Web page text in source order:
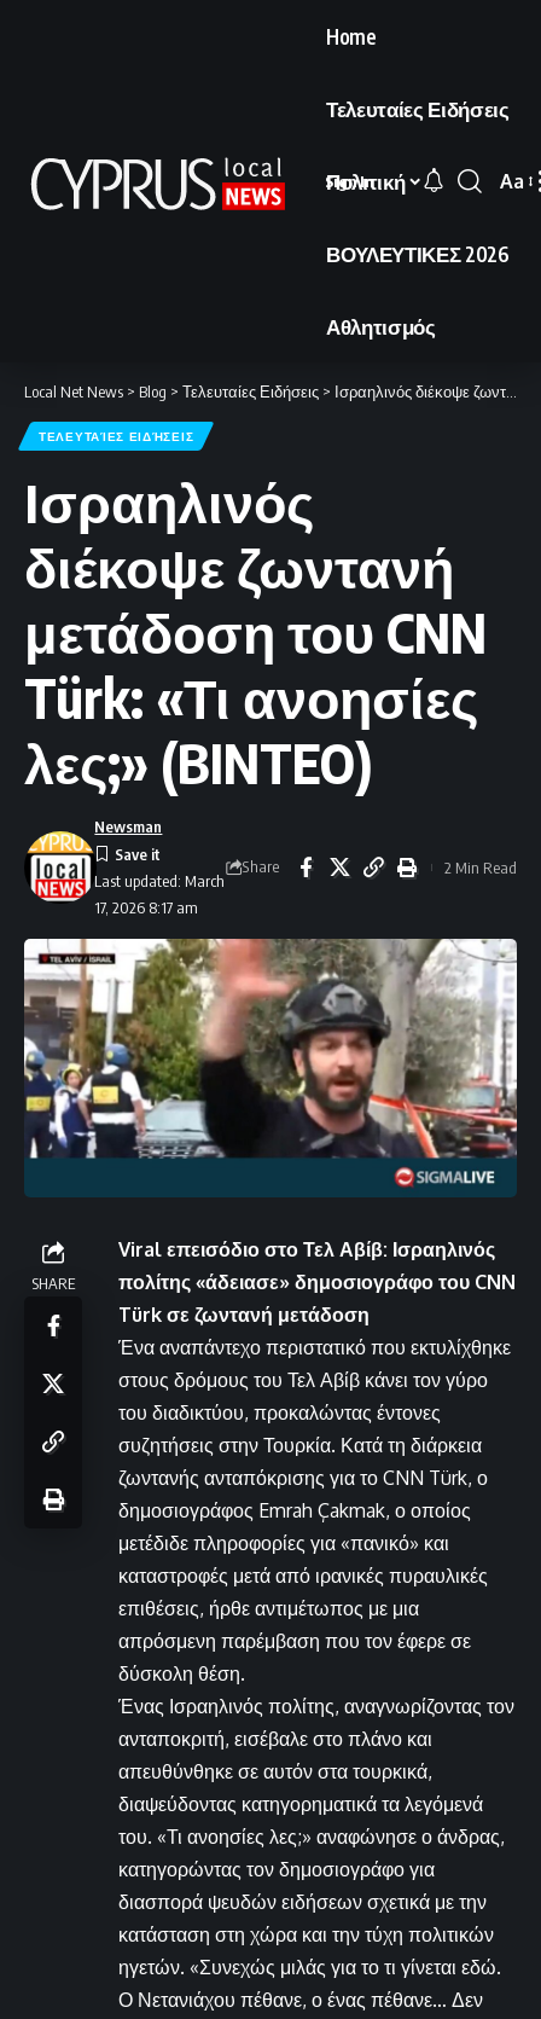
Home
Τελευταίες Ειδήσεις
Πολιτική
ΒΟΥΛΕΥΤΙΚΕΣ 2026
Αθλητισμός
Sign In
Font
Aa
Local Net News > Blog > Τελευταίες Ειδήσεις > Ισραηλινός διέκοψε ζωντανή μετάδοση του CNN Türk: «Τι ανοησίες λες;» (BINTEO)
ΤΕΛΕΥΤΑΊΕΣ ΕΙΔΉΣΕΙΣ
Ισραηλινός
διέκοψε ζωντανή
μετάδοση του CNN
Türk: «Τι ανοησίες
λες;» (BINTEO)
Last updated: March
17, 2026 8:17 am
Newsman
Share 2 Min Read
SHARE
Viral επεισόδιο στο Τελ Αβίβ: Ισραηλινός
πολίτης «άδειασε» δημοσιογράφο του CNN
Türk σε ζωντανή μετάδοση
Ένα αναπάντεχο περιστατικό που εκτυλίχθηκε
στους δρόμους του Τελ Αβίβ κάνει τον γύρο
του διαδικτύου, προκαλώντας έντονες
συζητήσεις στην Τουρκία. Κατά τη διάρκεια
ζωντανής ανταπόκρισης για το CNN Türk, ο
δημοσιογράφος Emrah Çakmak, ο οποίος
μετέδιδε πληροφορίες για «πανικό» και
καταστροφές μετά από ιρανικές πυραυλικές
επιθέσεις, ήρθε αντιμέτωπος με μια
απρόσμενη παρέμβαση που τον έφερε σε
δύσκολη θέση.
Ένας Ισραηλινός πολίτης, αναγνωρίζοντας τον
ανταποκριτή, εισέβαλε στο πλάνο και
απευθύνθηκε σε αυτόν στα τουρκικά,
διαψεύδοντας κατηγορηματικά τα λεγόμενά
του. «Τι ανοησίες λες;» αναφώνησε ο άνδρας,
κατηγορώντας τον δημοσιογράφο για
διασπορά ψευδών ειδήσεων σχετικά με την
κατάσταση στη χώρα και την τύχη πολιτικών
ηγετών. «Συνεχώς μιλάς για το τι γίνεται εδώ.
Ο Νετανιάχου πέθανε, ο ένας πέθανε… Δεν